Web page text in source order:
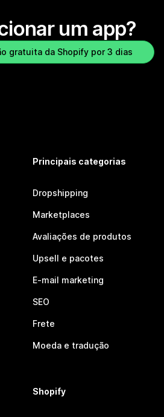
um app?
gratuita da Shopify por 3 dias
Principais categorias
Dropshipping
Marketplaces
Avaliações de produtos
Upsell e pacotes
E-mail marketing
SEO
Frete
Moeda e tradução
Shopify